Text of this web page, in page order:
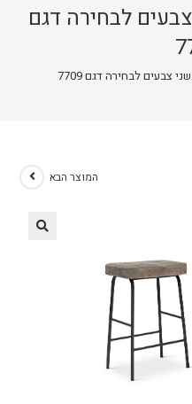
לבחירה דגם
צבעים לבחירה דגם 7709
המוצר הבא